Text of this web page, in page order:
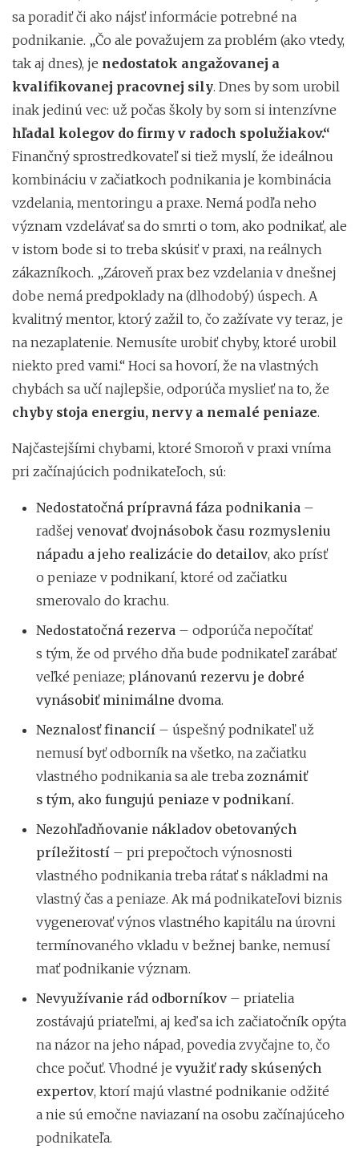
sa poradiť či ako nájsť informácie potrebné na
podnikanie. „Čo ale považujem za problém (ako vtedy,
tak aj dnes), je nedostatok angažovanej a
kvalifikovanej pracovnej sily. Dnes by som urobil
inak jedinú vec: už počas školy by som si intenzívne
hľadal kolegov do firmy v radoch spolužiakov.“
Finančný sprostredkovateľ si tiež myslí, že ideálnou
kombináciu v začiatkoch podnikania je kombinácia
vzdelania, mentoringu a praxe. Nemá podľa neho
význam vzdelávať sa do smrti o tom, ako podnikať, ale
v istom bode si to treba skúsiť v praxi, na reálnych
zákazníkoch. „Zároveň prax bez vzdelania v dnešnej
dobe nemá predpoklady na (dlhodobý) úspech. A
kvalitný mentor, ktorý zažil to, čo zažívate vy teraz, je
na nezaplatenie. Nemusíte urobiť chyby, ktoré urobil
niekto pred vami.“ Hoci sa hovorí, že na vlastných
chybách sa učí najlepšie, odporúča myslieť na to, že
chyby stoja energiu, nervy a nemalé peniaze.
Najčastejšími chybami, ktoré Smoroň v praxi vníma
pri začínajúcich podnikateľoch, sú:
Nedostatočná prípravná fáza podnikania –
radšej venovať dvojnásobok času rozmysleniu
nápadu a jeho realizácie do detailov, ako prísť
o peniaze v podnikaní, ktoré od začiatku
smerovalo do krachu.
Nedostatočná rezerva – odporúča nepočítať
s tým, že od prvého dňa bude podnikateľ zarábať
veľké peniaze; plánovanú rezervu je dobré
vynásobiť minimálne dvoma.
Neznalosť financií – úspešný podnikateľ už
nemusí byť odborník na všetko, na začiatku
vlastného podnikania sa ale treba zoznámiť
s tým, ako fungujú peniaze v podnikaní.
Nezohľadňovanie nákladov obetovaných
príležitostí – pri prepočtoch výnosnosti
vlastného podnikania treba rátať s nákladmi na
vlastný čas a peniaze. Ak má podnikateľovi biznis
vygenerovať výnos vlastného kapitálu na úrovni
termínovaného vkladu v bežnej banke, nemusí
mať podnikanie význam.
Nevyužívanie rád odborníkov – priatelia
zostávajú priateľmi, aj keď sa ich začiatočník opýta
na názor na jeho nápad, povedia zvyčajne to, čo
chce počuť. Vhodné je využiť rady skúsených
expertov, ktorí majú vlastné podnikanie odžité
a nie sú emočne naviazaní na osobu začínajúceho
podnikateľa.